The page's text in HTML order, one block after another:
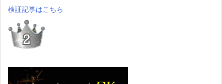
検証記事はこちら